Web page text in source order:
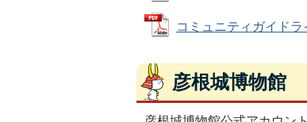
コミュニティガイド
彦根城博物館